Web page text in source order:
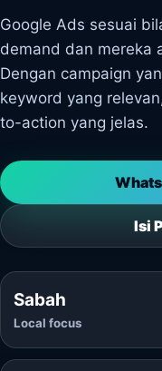
Google Ads sesuai
demand dan mereka
Dengan campaign
keyword yang
to-action yang jelas.
Isi
Sabah
Local focus